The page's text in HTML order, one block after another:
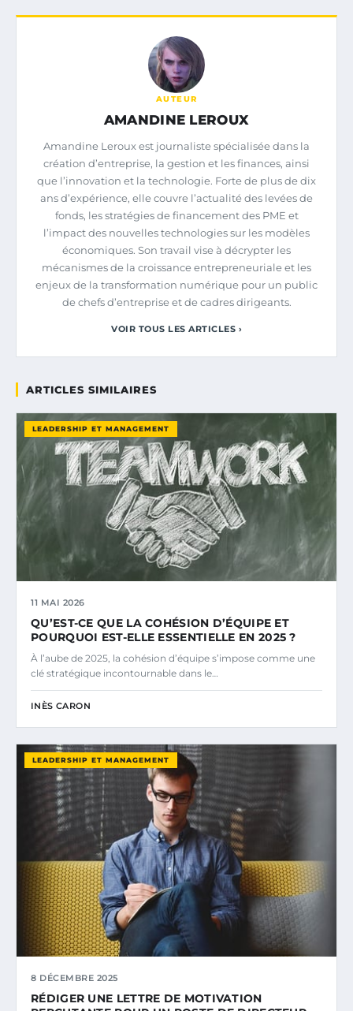
AUTEUR
AMANDINE LEROUX
Amandine Leroux est journaliste spécialisée dans la
création d’entreprise, la gestion et les finances, ainsi
que l’innovation et la technologie. Forte de plus de dix
ans d’expérience, elle couvre l’actualité des levées de
fonds, les stratégies de financement des PME et
l’impact des nouvelles technologies sur les modèles
économiques. Son travail vise à décrypter les
mécanismes de la croissance entrepreneuriale et les
enjeux de la transformation numérique pour un public
de chefs d’entreprise et de cadres dirigeants.
VOIR TOUS LES ARTICLES ›
ARTICLES SIMILAIRES
LEADERSHIP ET MANAGEMENT
11 MAI 2026
QU’EST-CE QUE LA COHÉSION D’ÉQUIPE ET
POURQUOI EST-ELLE ESSENTIELLE EN 2025 ?
À l’aube de 2025, la cohésion d’équipe s’impose comme une
clé stratégique incontournable dans le…
INÈS CARON
LEADERSHIP ET MANAGEMENT
8 DÉCEMBRE 2025
RÉDIGER UNE LETTRE DE MOTIVATION